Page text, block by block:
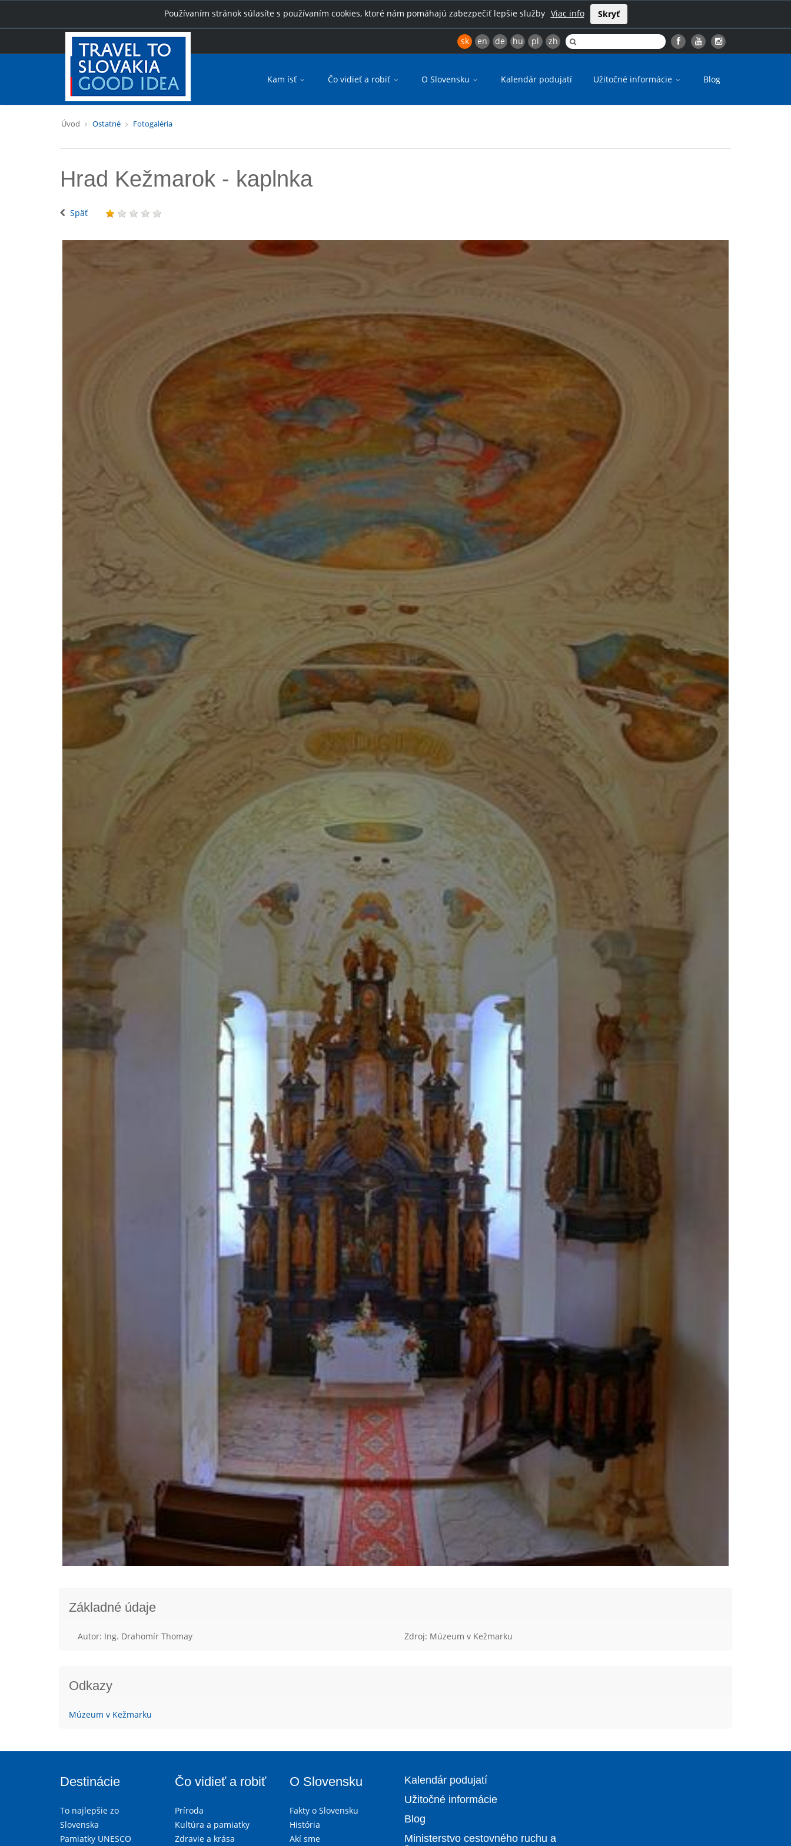
Používaním stránok súlasíte s používaním cookies, ktoré nám pomáhajú zabezpečiť lepšie služby Viac info Skryť
sk en de hu pl zh
Kam ísť Čo vidieť a robiť O Slovensku Kalendár podujatí Užitočné informácie Blog
Úvod Ostatné Fotogaléria
Hrad Kežmarok - kaplnka
Späť
Základné údaje
Autor: Ing. Drahomír Thomay Zdroj: Múzeum v Kežmarku
Odkazy
Múzeum v Kežmarku
Destinácie
To najlepšie zo
Slovenska
Pamiatky UNESCO
Čo vidieť a robiť
Príroda
Kultúra a pamiatky
Zdravie a krása
O Slovensku
Fakty o Slovensku
História
Akí sme
Kalendár podujatí
Užitočné informácie
Blog
Ministerstvo cestovného ruchu a